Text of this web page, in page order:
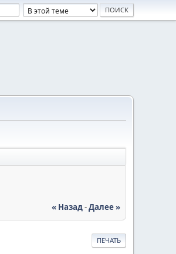
« Назад-Далее »
ПЕЧАТЬ